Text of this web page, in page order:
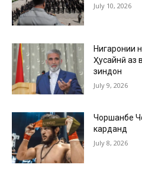
July 10, 2026
Нигаронии
Ҳусайнӣ аз
зиндон
July 9, 2026
Чоршанбе
карданд
July 8, 2026